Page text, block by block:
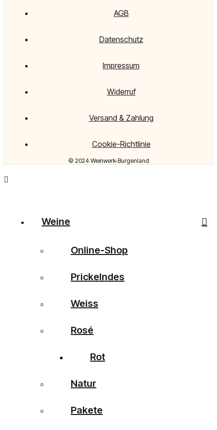
© 2024 Weinwerk-Burgenland
AGB
Datenschutz
Impressum
Widerruf
Versand & Zahlung
Cookie-Richtlinie
Weine
Online-Shop
Prickelndes
Weiss
Rosé
Rot
Natur
Pakete